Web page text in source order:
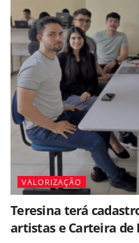
VALORIZAÇÃO
Teresina terá
artistas e Carteira